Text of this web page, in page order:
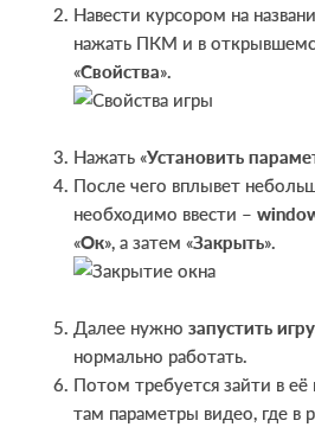
Навести курсором на
нажать ПКМ и в
«Свойства».
Нажать «Установить
После чего вплывет
необходимо ввести –
«Ок», а затем «Закрыть».
Далее нужнозапустить игру
нормально работать.
Потом требуется зайти в
там параметры видео, где в